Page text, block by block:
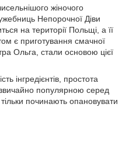
жіночого
Непорочної Діви
на території Польщі, а її
є приготування смачної
Ольга, стали основою цієї
інгредієнтів, простота
популярною серед
тільки починають опановувати